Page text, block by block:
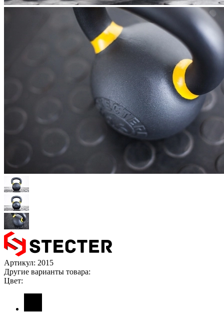
Артикул: 2015
Другие варианты товара:
Цвет: